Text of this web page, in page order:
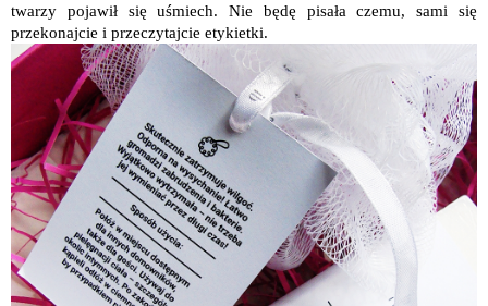
twarzy pojawił się uśmiech. Nie będę pisała czemu, sami się
przekonajcie i przeczytajcie etykietki.